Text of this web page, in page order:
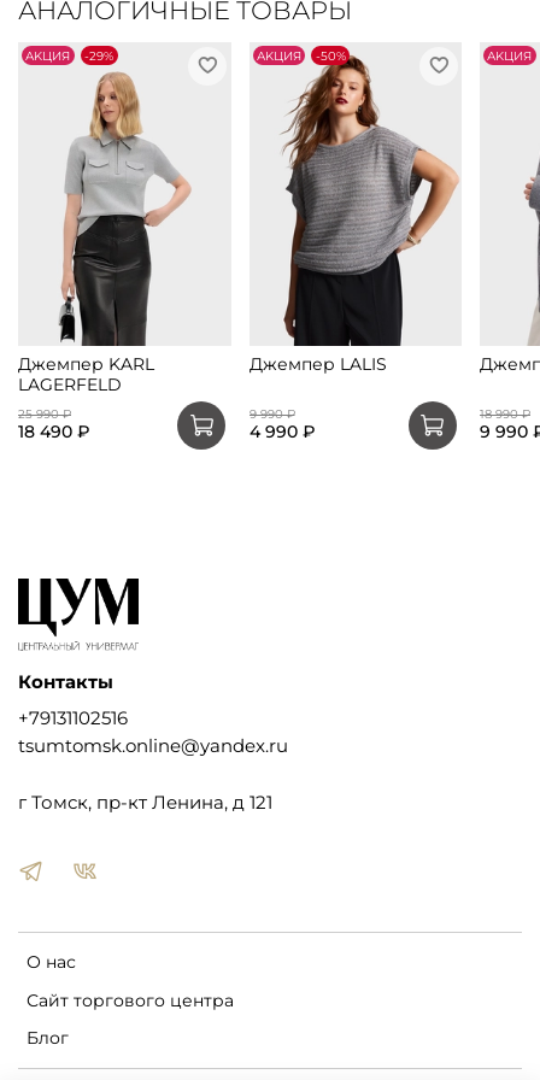
АНАЛОГИЧНЫЕ ТОВАРЫ
АKЦИЯ -29%
Джемпер KARL
LAGERFELD
25 990 ₽
18 490 ₽
АKЦИЯ -50%
Джемпер LALIS
9 990 ₽
4 990 ₽
АKЦИЯ
18 990 ₽
9 990
О нас
Сайт торгового центра
Блог
Контакты
+79131102516
tsumtomsk.online@yandex.ru
г Томск, пр-кт Ленина, д 121